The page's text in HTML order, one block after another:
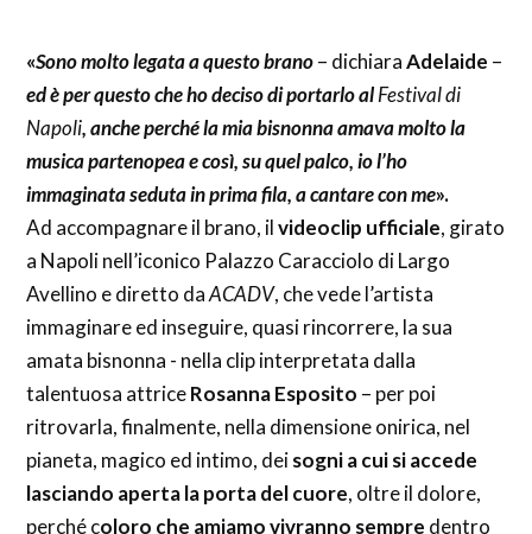
«Sono molto legata a questo brano– dichiaraAdelaide –
ed è per questo che ho deciso di portarlo alFestival di
Napoli, anche perché la mia bisnonna amava molto la
musica partenopea e così, su quel palco, io l’ho
immaginata seduta in prima fila, a cantare con me».
Ad accompagnare il brano, ilvideoclip ufficiale, girato
a Napoli nell’iconico Palazzo Caracciolo di Largo
Avellino e diretto daACADV, che vede l’artista
immaginare ed inseguire, quasi rincorrere, la sua
amata bisnonna - nella clip interpretata dalla
talentuosa attriceRosanna Esposito – per poi
ritrovarla, finalmente, nella dimensione onirica, nel
pianeta, magico ed intimo, deisogni a cui si accede
lasciando aperta la porta del cuore, oltre il dolore,
perché coloro che amiamo vivranno sempre dentro